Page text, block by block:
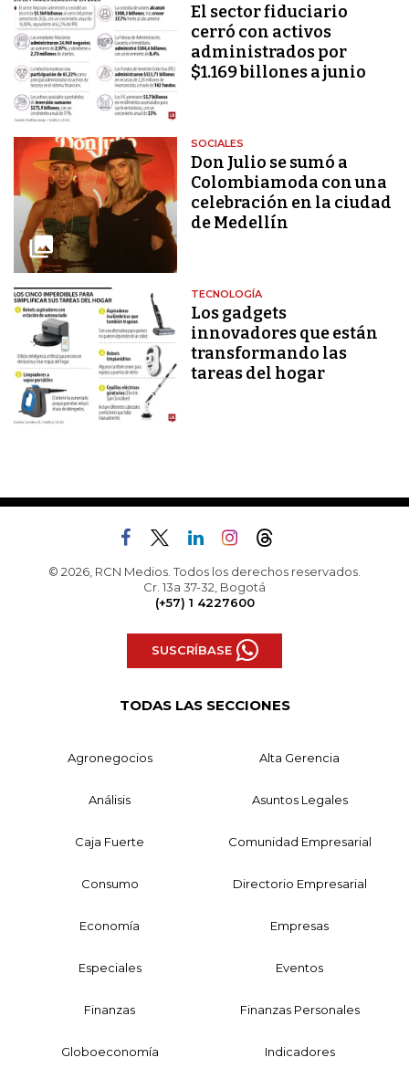
El sector fiduciario
cerró con activos
administrados por
$1.169 billones a junio
SOCIALES
Don Julio se sumó a
Colombiamoda con una
celebración en la ciudad
de Medellín
TECNOLOGÍA
Los gadgets
innovadores que están
transformando las
tareas del hogar
© 2026, RCN Medios. Todos los derechos reservados.
Cr. 13a 37-32, Bogotá
(+57) 1 4227600
SUSCRÍBASE
TODAS LAS SECCIONES
Agronegocios Alta Gerencia
Análisis Asuntos Legales
Caja Fuerte Comunidad Empresarial
Consumo Directorio Empresarial
Economía Empresas
Especiales Eventos
Finanzas Finanzas Personales
Globoeconomía Indicadores